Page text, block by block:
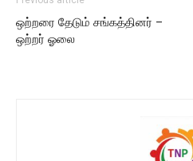
ஒற்றரை தேடும் சங்கத்தினர் –
ஒற்றர் ஓலை